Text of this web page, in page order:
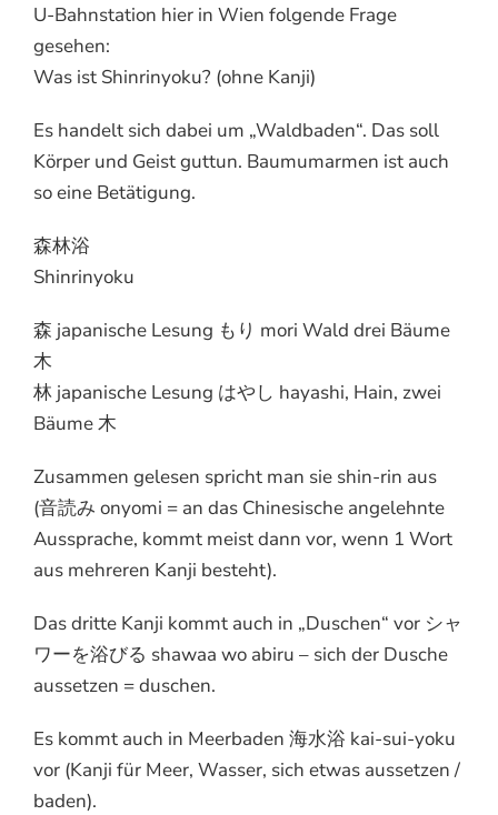
U-Bahnstation hier in Wien folgende Frage
gesehen:
Was ist Shinrinyoku? (ohne Kanji)
Es handelt sich dabei um „Waldbaden“. Das soll
Körper und Geist guttun. Baumumarmen ist auch
so eine Betätigung.
森林浴
Shinrinyoku
森 japanische Lesung もり mori Wald drei Bäume
木
林 japanische Lesung はやし hayashi, Hain, zwei
Bäume 木
Zusammen gelesen spricht man sie shin-rin aus
(音読み onyomi = an das Chinesische angelehnte
Aussprache, kommt meist dann vor, wenn 1 Wort
aus mehreren Kanji besteht).
Das dritte Kanji kommt auch in „Duschen“ vor シャ
ワーを浴びる shawaa wo abiru – sich der Dusche
aussetzen = duschen.
Es kommt auch in Meerbaden 海水浴 kai-sui-yoku
vor (Kanji für Meer, Wasser, sich etwas aussetzen /
baden).